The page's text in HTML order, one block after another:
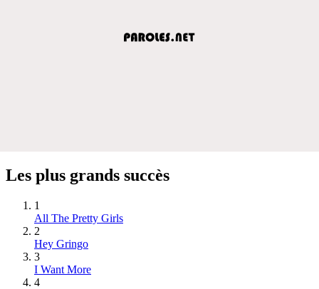
Les plus grands succès
1
All The Pretty Girls
2
Hey Gringo
3
I Want More
4